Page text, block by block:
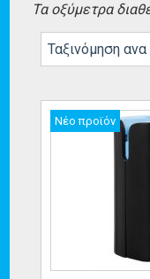
Τα οξύμετρα
Ταξινόμηση ανα
Νέο προϊόν